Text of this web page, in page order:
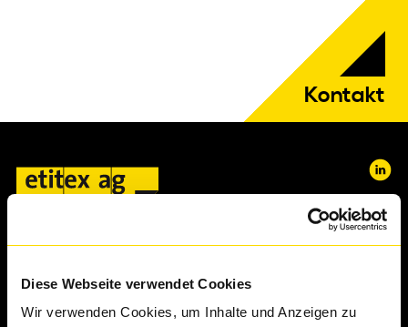
Diese Webseite verwendet Cookies
Wir verwenden Cookies, um Inhalte und Anzeigen zu
Kontakt